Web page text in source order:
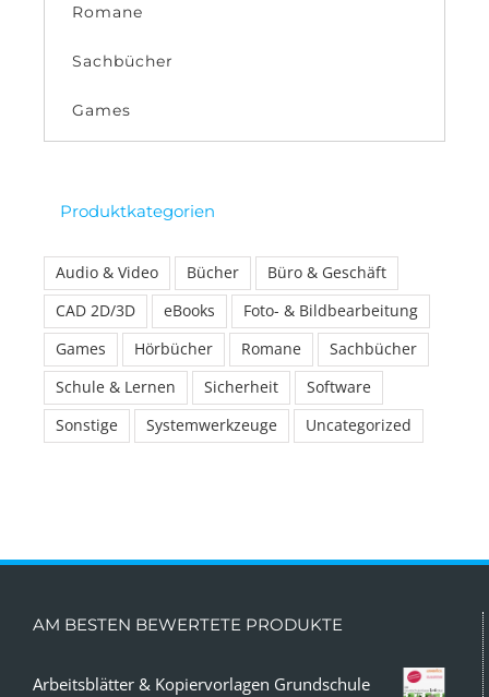
Romane
Sachbücher
Games
Produktkategorien
Audio & Video Bücher
Büro & Geschäft
CAD 2D/3D
eBooks
Foto- & Bildbearbeitung
Games
Hörbücher Romane
Sachbücher
Schule & Lernen
Sicherheit
Software
Sonstige
Systemwerkzeuge Uncategorized
AM BESTEN BEWERTETE PRODUKTE
Arbeitsblätter & Kopiervorlagen Grundschule